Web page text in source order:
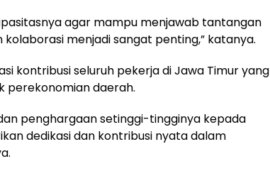
agar mampu menjawab tantangan
menjadi sangat penting,” katanya.
kontribusi seluruh pekerja di Jawa Timur yang
perekonomian daerah.
penghargaan setinggi-tingginya kepada
dedikasi dan kontribusi nyata dalam